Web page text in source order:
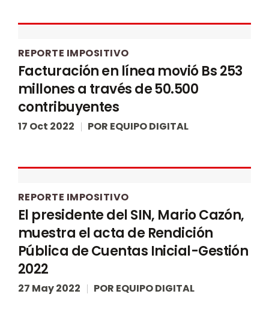
REPORTE IMPOSITIVO
Facturación en línea movió Bs 253
millones a través de 50.500
contribuyentes
17 Oct 2022 POR EQUIPO DIGITAL
REPORTE IMPOSITIVO
El presidente del SIN, Mario Cazón,
muestra el acta de Rendición
Pública de Cuentas Inicial-Gestión
2022
27 May 2022 POR EQUIPO DIGITAL